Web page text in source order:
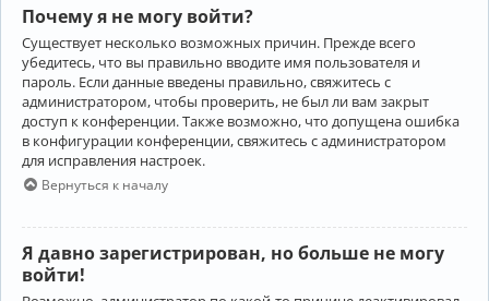
Почему я не могу войти?
Существует несколько возможных причин. Прежде всего
убедитесь, что вы правильно вводите имя пользователя и
пароль. Если данные введены правильно, свяжитесь с
администратором, чтобы проверить, не был ли вам закрыт
доступ к конференции. Также возможно, что допущена ошибка
в конфигурации конференции, свяжитесь с администратором
для исправления настроек.
Вернуться к началу
Я давно зарегистрирован, но больше не могу
войти!